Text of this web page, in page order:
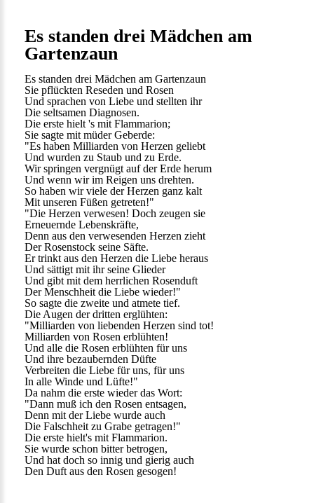
Es standen drei Mädchen am
Gartenzaun
Es standen drei Mädchen am Gartenzaun
Sie pflückten Reseden und Rosen
Und sprachen von Liebe und stellten ihr
Die seltsamen Diagnosen.
Die erste hielt 's mit Flammarion;
Sie sagte mit müder Geberde:
"Es haben Milliarden von Herzen geliebt
Und wurden zu Staub und zu Erde.
Wir springen vergnügt auf der Erde herum
Und wenn wir im Reigen uns drehten.
So haben wir viele der Herzen ganz kalt
Mit unseren Füßen getreten!"
"Die Herzen verwesen! Doch zeugen sie
Erneuernde Lebenskräfte,
Denn aus den verwesenden Herzen zieht
Der Rosenstock seine Säfte.
Er trinkt aus den Herzen die Liebe heraus
Und sättigt mit ihr seine Glieder
Und gibt mit dem herrlichen Rosenduft
Der Menschheit die Liebe wieder!"
So sagte die zweite und atmete tief.
Die Augen der dritten erglühten:
"Milliarden von liebenden Herzen sind tot!
Milliarden von Rosen erblühten!
Und alle die Rosen erblühten für uns
Und ihre bezaubernden Düfte
Verbreiten die Liebe für uns, für uns
In alle Winde und Lüfte!"
Da nahm die erste wieder das Wort:
"Dann muß ich den Rosen entsagen,
Denn mit der Liebe wurde auch
Die Falschheit zu Grabe getragen!"
Die erste hielt's mit Flammarion.
Sie wurde schon bitter betrogen,
Und hat doch so innig und gierig auch
Den Duft aus den Rosen gesogen!